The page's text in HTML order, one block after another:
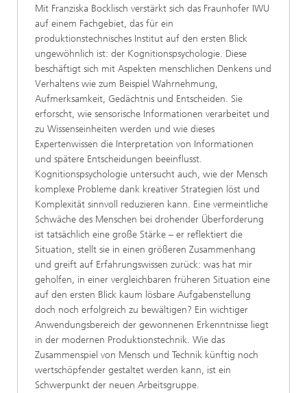
Mit Franziska Bocklisch verstärkt sich das Fraunhofer IWU
auf einem Fachgebiet, das für ein
produktionstechnisches Institut auf den ersten Blick
ungewöhnlich ist: der Kognitionspsychologie. Diese
beschäftigt sich mit Aspekten menschlichen Denkens und
Verhaltens wie zum Beispiel Wahrnehmung,
Aufmerksamkeit, Gedächtnis und Entscheiden. Sie
erforscht, wie sensorische Informationen verarbeitet und
zu Wissenseinheiten werden und wie dieses
Expertenwissen die Interpretation von Informationen
und spätere Entscheidungen beeinflusst.
Kognitionspsychologie untersucht auch, wie der Mensch
komplexe Probleme dank kreativer Strategien löst und
Komplexität sinnvoll reduzieren kann. Eine vermeintliche
Schwäche des Menschen bei drohender Überforderung
ist tatsächlich eine große Stärke – er reflektiert die
Situation, stellt sie in einen größeren Zusammenhang
und greift auf Erfahrungswissen zurück: was hat mir
geholfen, in einer vergleichbaren früheren Situation eine
auf den ersten Blick kaum lösbare Aufgabenstellung
doch noch erfolgreich zu bewältigen? Ein wichtiger
Anwendungsbereich der gewonnenen Erkenntnisse liegt
in der modernen Produktionstechnik. Wie das
Zusammenspiel von Mensch und Technik künftig noch
wertschöpfender gestaltet werden kann, ist ein
Schwerpunkt der neuen Arbeitsgruppe.